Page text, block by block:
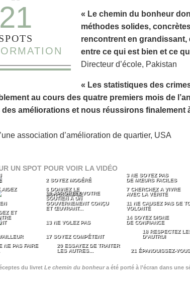
21
« Le chemin du bonheur
méthodes solides,
rencontrent en grandissant,
entre ce qui est bien et ce
Directeur d’école, Pakistan
« Les statistiques des
au cours des quatre premiers mois de
améliorations et nous réussirons finalement
association d’amélioration de quartier, USA
UN SPOT POUR VOIR LA VIDÉO
2 SOYEZ MODÉRÉ
3 NE SOYEZ PAS
DE MŒURS FACILES
AIDEZ
6 DONNEZ LE
BON EXEMPLE
7 CHERCHEZ A VIVRE
AVEC LA VÉRITÉ
10 APPORTEZ VOTRE
SOUTIEN À UN
GOUVERNEMENT CONÇU
ET ŒUVRANT...
11 NE CAUSEZ PAS DE
VOLONTÉ
ET
13 NE VOLEZ PAS
14 SOYEZ DIGNE
DE CONFIANCE
17 SOYEZ COMPÉTENT
18 RESPECTEZ
D’AUTRUI
NE PAS FAIRE
20 ESSAYEZ DE TRAITER
LES AUTRES...
21 ÉPANOUISSEZ-
du livret Le chemin du bonheura été porté à l’écran dans une